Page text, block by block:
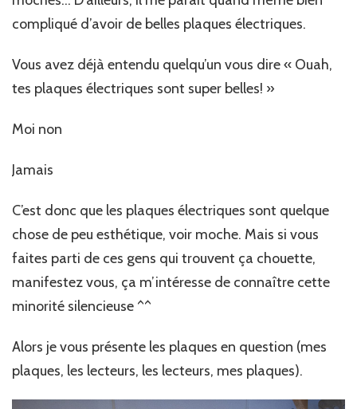
compliqué d’avoir de belles plaques électriques.
Vous avez déjà entendu quelqu’un vous dire « Ouah,
tes plaques électriques sont super belles! »
Moi non
Jamais
C’est donc que les plaques électriques sont quelque
chose de peu esthétique, voir moche. Mais si vous
faites parti de ces gens qui trouvent ça chouette,
manifestez vous, ça m’intéresse de connaître cette
minorité silencieuse ^^
Alors je vous présente les plaques en question (mes
plaques, les lecteurs, les lecteurs, mes plaques).